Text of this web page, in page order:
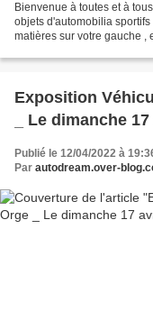
Bienvenue à toutes et à
objets d'automobilia
matières sur votre gauche ,
Exposition
_ Le dimanche
Publié le 12/04/2022 à
Par autodream.over-